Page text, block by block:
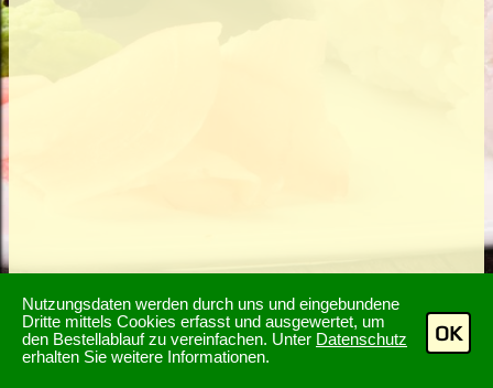
Nutzungsdaten werden durch uns und eingebundene
Dritte mittels Cookies erfasst und ausgewertet, um
den Bestellablauf zu vereinfachen. Unter Datenschutz
erhalten Sie weitere Informationen.
OK